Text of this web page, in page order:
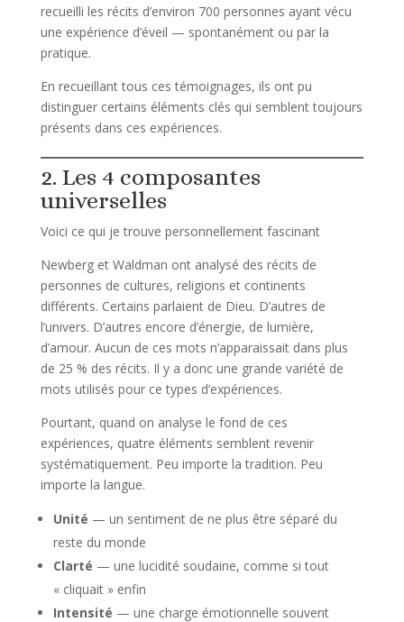
recueilli les récits d’environ 700 personnes ayant vécu
une expérience d’éveil — spontanément ou par la
pratique.
En recueillant tous ces témoignages, ils ont pu
distinguer certains éléments clés qui semblent toujours
présents dans ces expériences.
2. Les 4 composantes
universelles
Voici ce qui je trouve personnellement fascinant
Newberg et Waldman ont analysé des récits de
personnes de cultures, religions et continents
différents. Certains parlaient de Dieu. D’autres de
l’univers. D’autres encore d’énergie, de lumière,
d’amour. Aucun de ces mots n’apparaissait dans plus
de 25 % des récits. Il y a donc une grande variété de
mots utilisés pour ce types d’expériences.
Pourtant, quand on analyse le fond de ces
expériences, quatre éléments semblent revenir
systématiquement. Peu importe la tradition. Peu
importe la langue.
Unité — un sentiment de ne plus être séparé du
reste du monde
Clarté — une lucidité soudaine, comme si tout
« cliquait » enfin
Intensité — une charge émotionnelle souvent